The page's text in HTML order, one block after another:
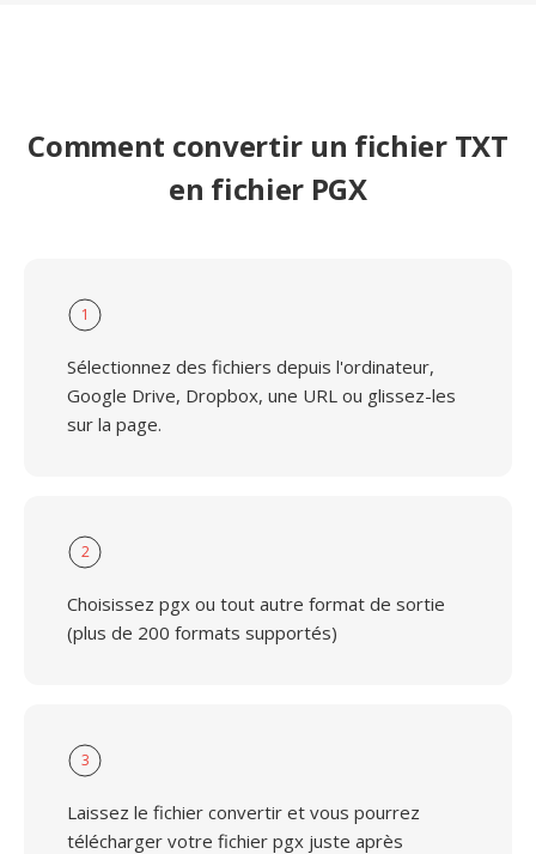
Comment convertir un fichier TXT
en fichier PGX
1
Sélectionnez des fichiers depuis l'ordinateur,
Google Drive, Dropbox, une URL ou glissez-les
sur la page.
2
Choisissez pgx ou tout autre format de sortie
(plus de 200 formats supportés)
3
Laissez le fichier convertir et vous pourrez
télécharger votre fichier pgx juste après